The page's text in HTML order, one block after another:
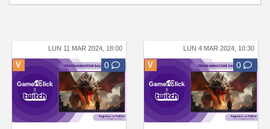
LUN 11 MAR 2024, 18:00
V 0
LUN 4 MAR 2024, 10:30
V 0